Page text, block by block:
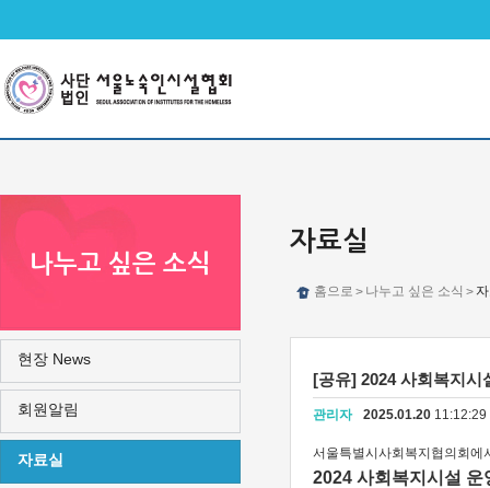
자료실
홈으로 > 나누고 싶은 소식 >
[공유] 2024 사회복지시
관리자 2025.01.20 11:12:29
서울특별시사회복지협의회에
2024 사회복지시설 운
나누고 싶은 소식
현장 News
회원알림
자료실